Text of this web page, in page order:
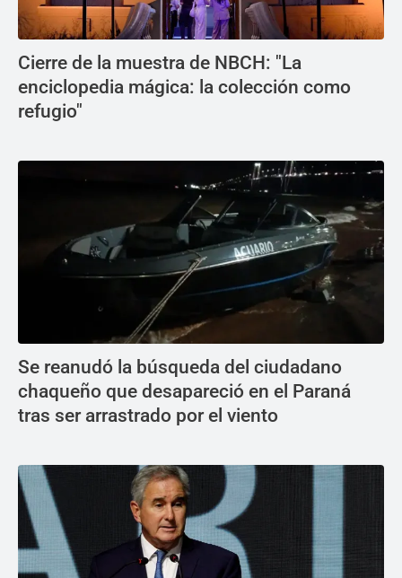
Cierre de la muestra de NBCH: "La
enciclopedia mágica: la colección como
refugio"
Se reanudó la búsqueda del ciudadano
chaqueño que desapareció en el Paraná
tras ser arrastrado por el viento